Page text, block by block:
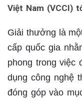
Việt Nam (VCCI)
Giải thưởng là
cấp quốc gia
phong trong việc
dụng công nghệ
đóng góp vào